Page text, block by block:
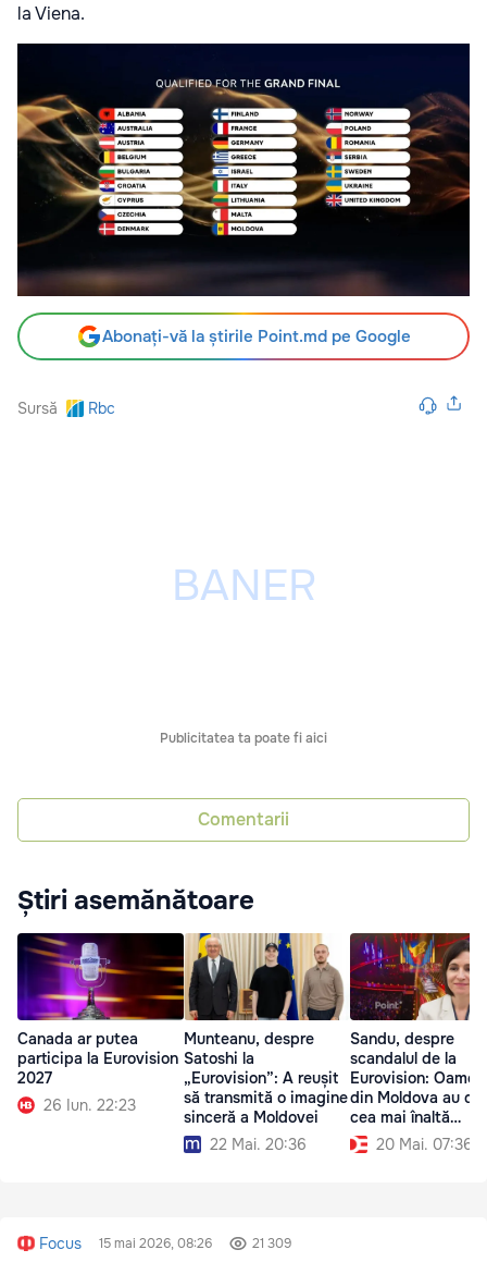
la Viena.
Abonați-vă la știrile Point.md pe Google
Sursă Rbc
Publicitatea ta poate fi aici
Comentarii
Știri asemănătoare
Canada ar putea
participa la Eurovision
2027
26 Iun. 22:23
Munteanu, despre
Satoshi la
„Eurovision”: A reușit
să transmită o imagine
sinceră a Moldovei
22 Mai. 20:36
Sandu, despre
scandalul de la
Eurovision:
din Moldova au dat
cea mai înaltă
apreciere
20 Mai. 07:36
Focus 15 mai 2026, 08:26 21 309